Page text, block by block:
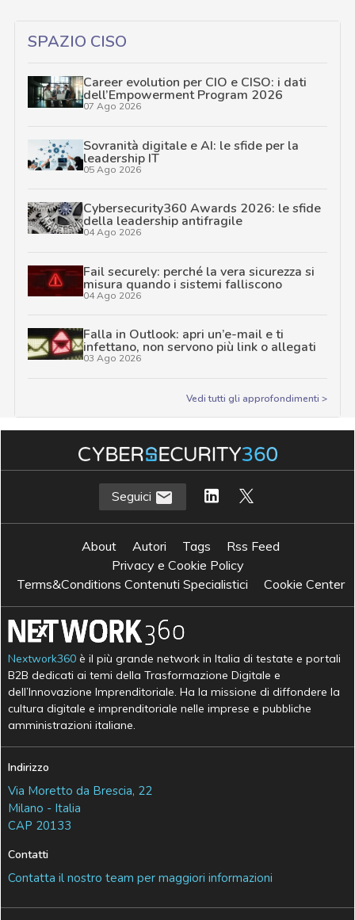
SPAZIO CISO
Career evolution per CIO e CISO: i dati
dell’Empowerment Program 2026
07 Ago 2026
Sovranità digitale e AI: le sfide per la
leadership IT
05 Ago 2026
Cybersecurity360 Awards 2026: le sfide
della leadership antifragile
04 Ago 2026
Fail securely: perché la vera sicurezza si
misura quando i sistemi falliscono
04 Ago 2026
Falla in Outlook: apri un’e-mail e ti
infettano, non servono più link o allegati
03 Ago 2026
Vedi tutti gli approfondimenti >
Seguici
About Autori Tags
Rss Feed
Privacy e Cookie Policy
Terms&Conditions Contenuti Specialistici
Cookie Center
Nextwork360 è il più grande network in Italia di testate e portali
B2B dedicati ai temi della Trasformazione Digitale e
dell’Innovazione Imprenditoriale. Ha la missione di diffondere la
cultura digitale e imprenditoriale nelle imprese e pubbliche
amministrazioni italiane.
Indirizzo
Via Moretto da Brescia, 22
Milano - Italia
CAP 20133
Contatti
Contatta il nostro team per maggiori informazioni